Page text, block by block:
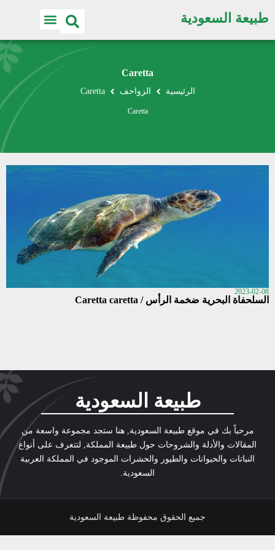
طبيعة السعودية
Caretta
الرئيسية الزواحف Caretta
Caretta
2023-02-08
السلحفاة البحرية ضخمة الرأس / Caretta caretta
طبيعة السعودية
مرحباً بك في موقع طبيعة السعودية, هنا ستجد مجموعة واسعة من
المقالات والأدلة والشروحات حول طبيعة المملكة, لتتعرف على أنواع
النباتات والحيوانات والطيور والحشرات الموجود في المملكة العربية
السعودية.
جميع الحقوق محفوظة طبيعة السعودية